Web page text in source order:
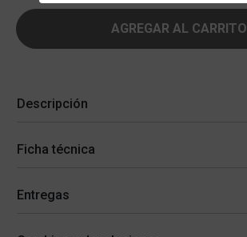
AGREGAR AL CARRITO
Descripción
Ficha técnica
Entregas